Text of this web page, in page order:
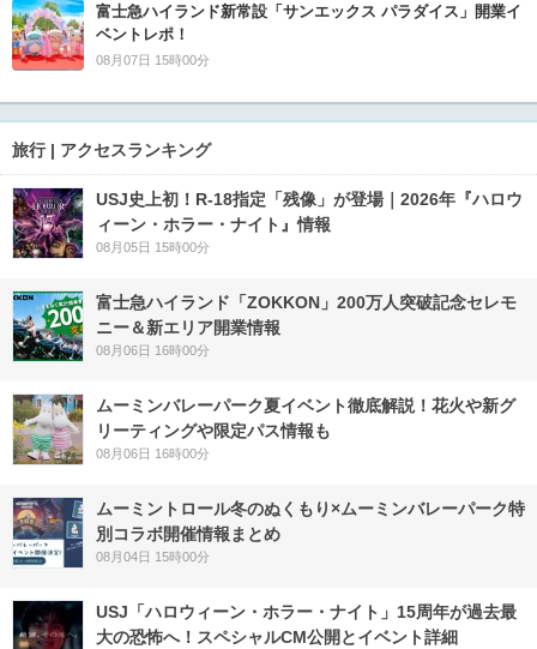
富士急ハイランド新常設「サンエックス パラダイス」開業イ
ベントレポ！
08月07日 15時00分
旅行 | アクセスランキング
USJ史上初！R-18指定「残像」が登場｜2026年『ハロウ
ィーン・ホラー・ナイト』情報
08月05日 15時00分
富士急ハイランド「ZOKKON」200万人突破記念セレモ
ニー＆新エリア開業情報
08月06日 16時00分
ムーミンバレーパーク夏イベント徹底解説！花火や新グ
リーティングや限定パス情報も
08月06日 16時00分
ムーミントロール冬のぬくもり×ムーミンバレーパーク特
別コラボ開催情報まとめ
08月04日 15時00分
USJ「ハロウィーン・ホラー・ナイト」15周年が過去最
大の恐怖へ！スペシャルCM公開とイベント詳細